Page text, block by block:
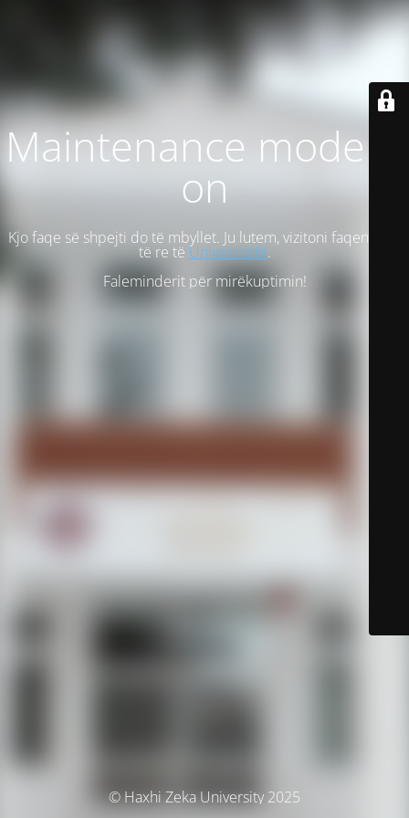
Maintenance mode is
on
Kjo faqe së shpejti do të mbyllet. Ju lutem, vizitoni faqen tonë
të re të Universitetit.
Faleminderit për mirëkuptimin!
© Haxhi Zeka University 2025